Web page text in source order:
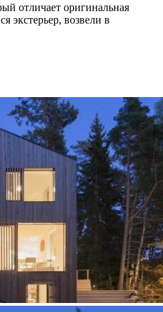
отличает оригинальная
экстерьер, возвели в